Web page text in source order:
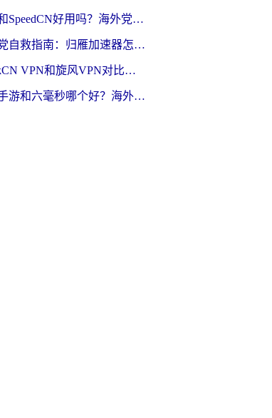
迅游和SpeedCN好用吗？海外党如何破解那道看不见的墙
海外党自救指南：归雁加速器怎么样？教你避开坑实现国内资源无缝访问
ChickCN VPN和旋风VPN对比哪个回国效果更好？海外用户的选择困境与出路
雷神手游和六毫秒哪个好？海外党如何真正解锁国内资源